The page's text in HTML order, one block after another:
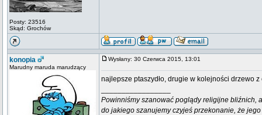
Posty: 23516
Skąd: Grochów
konopia
Marudny maruda marudzący
Wysłany: 30 Czerwca 2015, 13:01
najlepsze ptaszydło, drugie w kolejności drzewo z
Powinniśmy szanować poglądy religijne bliźnich,
do jakiego szanujemy czyjeś przekonanie, że